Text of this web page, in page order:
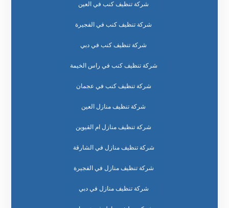
شركة تنظيف كنب في العين
شركة تنظيف كنب في الفجيرة
شركة تنظيف كنب في دبي
شركة تنظيف كنب في راس الخيمة
شركة تنظيف كنب في عجمان
شركة تنظيف منازل العين
شركة تنظيف منازل ام القيوين
شركة تنظيف منازل في الشارقة
شركة تنظيف منازل في الفجيرة
شركة تنظيف منازل في دبي